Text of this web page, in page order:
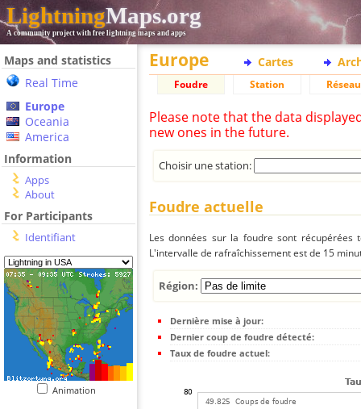
LightningMaps.org
A community project with free lightning maps and apps
Maps and statistics
Real Time
Europe
Oceania
America
Information
Apps
About
For Participants
Identifiant
Animation
Europe Cartes
Foudre Station Réseau
Please note that the data
new ones in the future.
Choisir une station:
Foudre actuelle
Les données sur la foudre sont
L'intervalle de rafraîchissement est de 15
Région:
Dernière mise à jour:
Dernier coup de foudre détecté:
Taux de foudre actuel: